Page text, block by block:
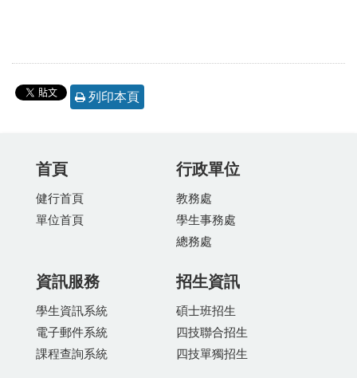
列印本頁
首頁
健行首頁
單位首頁
行政單位
教務處
學生事務處
總務處
資訊服務
學生資訊系統
電子郵件系統
課程查詢系統
招生資訊
碩士班招生
四技聯合招生
四技單獨招生